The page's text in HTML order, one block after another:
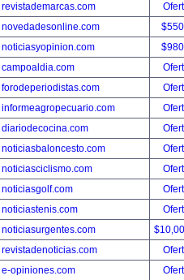
revistademarcas.com
novedadesonline.com
noticiasyopinion.com
campoaldia.com
forodeperiodistas.com
informeagropecuario.com
diariodecocina.com
noticiasbaloncesto.com
noticiasciclismo.com
noticiasgolf.com
noticiastenis.com
noticiasurgentes.com
revistadenoticias.com
e-opiniones.com